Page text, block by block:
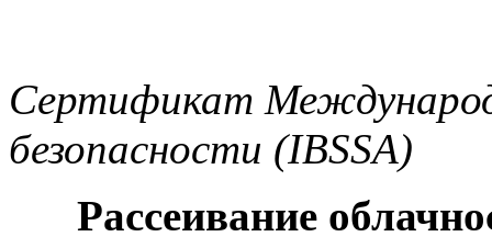
Сертификат
безопасности (IBSSA)
Рассеивание